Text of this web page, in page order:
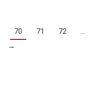
70 71 72
…
→